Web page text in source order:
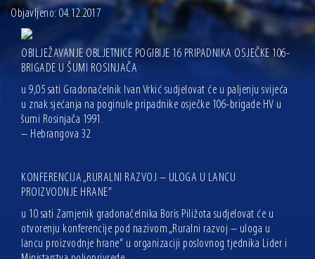
Objavljeno: 04.12.2017
OBILJEŽAVANJE OBLJETNICE POGIBIJE 16 PRIPADNIKA OSJEČKE 106-
BRIGADE U ŠUMI ROSINJAČA
u 9,05 sati Gradonačelnik Ivan Vrkić sudjelovat će u paljenju svijeća
u znak sjećanja na poginule pripadnike osječke 106-brigade HV u
šumi Rosinjača 1991.
– Hebrangova 32
KONFERENCIJA „RURALNI RAZVOJ – ULOGA U LANCU
PROIZVODNJE HRANE“
u 10 sati Zamjenik gradonačelnika Boris Piližota sudjelovat će u
otvorenju konferencije pod nazivom „Ruralni razvoj – uloga u
lancu proizvodnje hrane“ u organizaciji poslovnog tjednika Lider i